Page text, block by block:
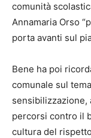
comunità
Annamaria Orso
porta avanti sul
Bene ha poi
comunale sul
percorsi contro il
cultura del